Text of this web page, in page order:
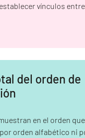
vínculos
del orden de
en el orden
orden alfabético ni